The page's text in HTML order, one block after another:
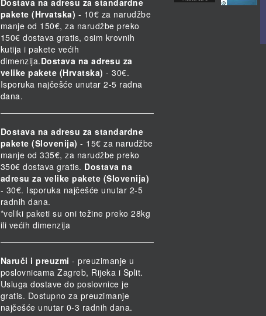
Dostava na adresu za standardne
pakete (Hrvatska) - 10€ za narudžbe
manje od 150€, za narudžbe preko
150€ dostava gratis, osim krovnih
kutija i pakete većih
dimenzija.Dostava na adresu za
velike pakete (Hrvatska) - 30€.
Isporuka najčešće unutar 2-5 radna
dana.
Dostava na adresu za standardne
pakete (Slovenija) - 15€ za narudžbe
manje od 335€, za narudžbe preko
350€ dostava gratis. Dostava na
adresu za velike pakete (Slovenija)
- 30€. Isporuka najčešće unutar 2-5
radnih dana.
*veliki paketi su oni težine preko 28kg
ili većih dimenzija
Naruči i preuzmi - preuzimanje u
poslovnicama Zagreb, Rijeka i Split.
Usluga dostave do poslovnice je
gratis. Dostupno za preuzimanje
najčešće unutar 0-3 radnih dana.